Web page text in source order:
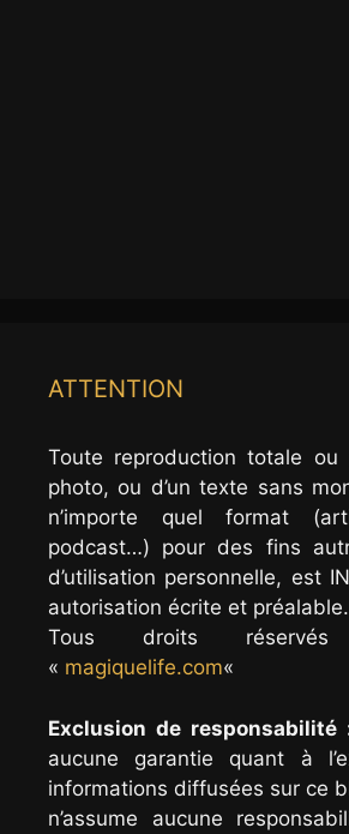
ATTENTION
Toute reproduction totale ou
photo, ou d’un texte sans
n’importe quel format
podcast…) pour des fins
d’utilisation personnelle, est
autorisation écrite et préalable.
Tous droits
« magiquelife.com«
Exclusion de responsabilité
aucune garantie quant à
informations diffusées sur ce
n’assume aucune